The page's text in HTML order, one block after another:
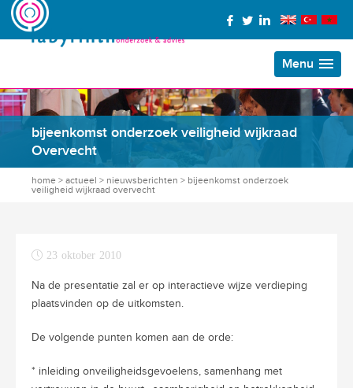
Menu
bijeenkomst onderzoek veiligheid wijkraad
Overvecht
home > actueel > nieuwsberichten > bijeenkomst onderzoek
veiligheid wijkraad overvecht
23 oktober 2010
Na de presentatie zal er op interactieve wijze verdieping
plaatsvinden op de uitkomsten.
De volgende punten komen aan de orde:
* inleiding onveiligheidsgevoelens, samenhang met